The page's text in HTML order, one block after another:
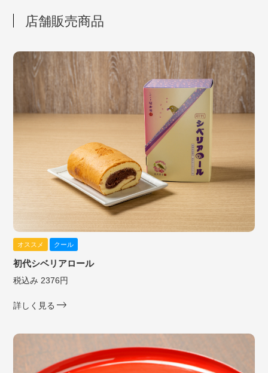
店舗販売商品
オススメ クール
初代シベリアロール
税込み 2376円
詳しく見る